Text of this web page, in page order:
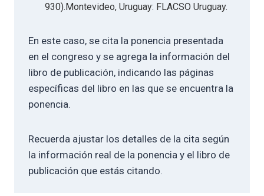
930).Montevideo, Uruguay: FLACSO Uruguay.
En este caso, se cita la ponencia presentada
en el congreso y se agrega la información del
libro de publicación, indicando las páginas
específicas del libro en las que se encuentra la
ponencia.
Recuerda ajustar los detalles de la cita según
la información real de la ponencia y el libro de
publicación que estás citando.